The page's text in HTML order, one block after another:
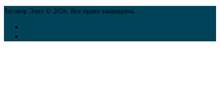
Заговор Элит © 2026. Все права защищены.